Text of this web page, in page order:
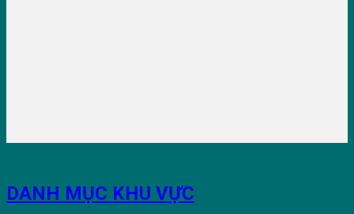
DANH MỤC KHU VỰC